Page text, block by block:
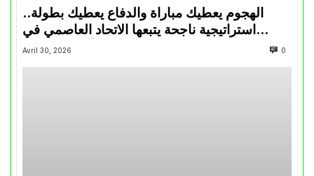
الهجوم يعطيك مباراة والدفاع يعطيك بطولة..
استراتيجية ناجحة يتبعها الاتحاد العاصمي في
تتويجاته آخر السنوات
Avril 30, 2026 0